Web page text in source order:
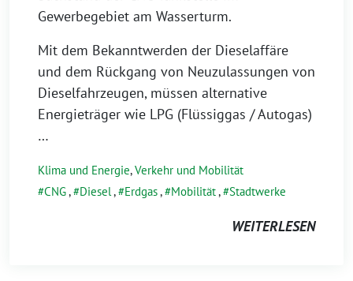
Gewerbegebiet am Wasserturm.
Mit dem Bekanntwerden der Dieselaffäre
und dem Rückgang von Neuzulassungen von
Dieselfahrzeugen, müssen alternative
Energieträger wie LPG (Flüssiggas / Autogas)
…
Klima und Energie,Verkehr und Mobilität
CNG, Diesel , Erdgas, Mobilität, Stadtwerke
WEITERLESEN